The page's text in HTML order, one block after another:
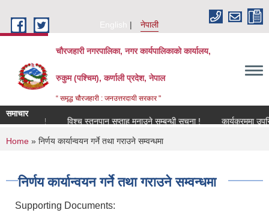
English
नेपाली
चौरजहारी नगरपालिका, नगर कार्यपालिकाको कार्यालय,
रुकुम (पश्चिम), कर्णाली प्रदेश, नेपाल
“ समृद्ध चौरजहारी : जनउत्तरदायी सरकार "
समाचार
विश्च स्तनपान सप्ताह मनाउने सम्बन्धी सूचना ! कार्यक्रममा उपस्थित
You are here
Home » निर्णय कार्यान्वयन गर्ने तथा गराउने सम्वन्धमा
निर्णय कार्यान्वयन गर्ने तथा गराउने सम्वन्धमा
Supporting Documents: